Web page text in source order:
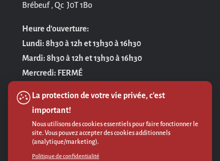
Brébeuf , Qc J0T 1Bo
Heure d’ouverture:
Lundi: 8h30 à 12h et 13h30 à 16h30
Mardi: 8h30 à 12h et 13h30 à 16h30
Mercredi: FERMÉ
Vendredi: 8h30 à 12h
Politique de confidentialité
La protection de votre vie privée, c'est
important!
Nous utilisons des cookies essentiels pour faire fonctionner le
site. Vous pouvez accepter des cookies additionnels
(analytique/marketing).
Politique de confidentialité